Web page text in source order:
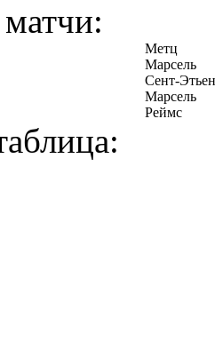
Метц
Марсель
Сент-Этьен
Марсель
Реймс